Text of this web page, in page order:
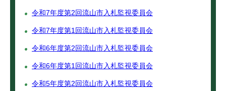
令和7年度第2回流山市入札監視委員会
令和7年度第1回流山市入札監視委員会
令和6年度第2回流山市入札監視委員会
令和6年度第1回流山市入札監視委員会
令和5年度第2回流山市入札監視委員会